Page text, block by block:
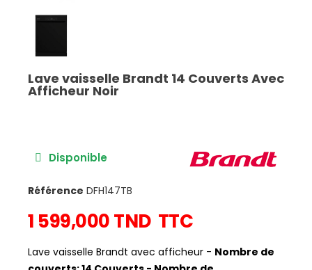
Lave vaisselle Brandt 14 Couverts Avec
Afficheur Noir
Disponible
Référence DFH147TB
1 599,000 TND TTC
Lave vaisselle Brandt avec afficheur - Nombre de